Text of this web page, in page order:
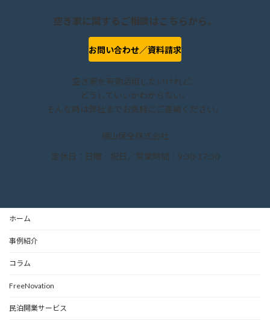
空き家に関するご相談はこちらから。
お問い合わせ／資料請求
空き家を有効活用したいけれど、
どうしていいかわからない。
そんな時は弊社までお気軽にご連絡ください。
横山保全株式会社
定休日：日曜・祝日／営業時間：9:30-17:30
ホーム
事例紹介
コラム
FreeNovation
民泊開業サービス